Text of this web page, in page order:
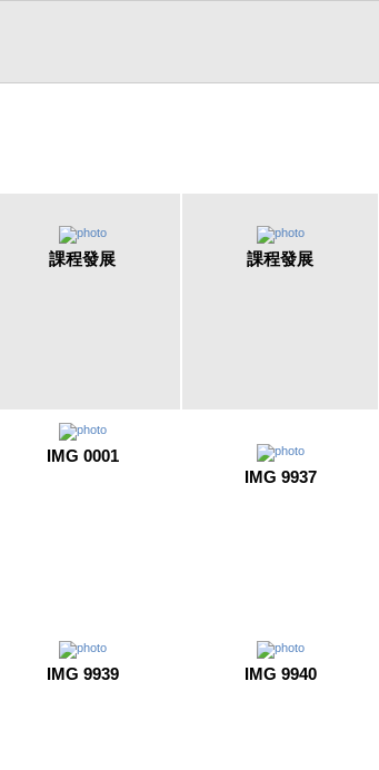
課程發展 課程發展
IMG 0001
IMG 9937
IMG 9939 IMG 9940